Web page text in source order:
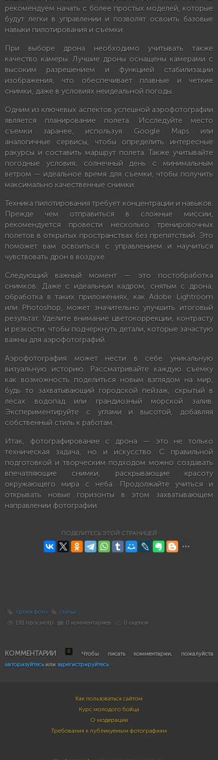
рекомендуем начать с более простых моделей, которые
будут легки в управлении и позволят освоить базовые
навыки пилотирования и съемки.
При выборе дрона необходимо учитывать также
качество камеры. Лучшие дроны оснащены камерами с
высоким разрешением и функцией стабилизации
изображения, что обеспечивает плавные и четкие
снимки, даже в условиях неидеальной погоды.
Одним из ключевых аспектов успешной аэрофотографии
является планирование полета. Исследуйте место
съемки заранее, используя Google Maps или
аналогичные сервисы, чтобы определить интересные
ракурсы и составить маршрут полета. Также учитывайте
погодные условия; солнечный день с минимальным
ветром — идеальное время для съемки, чтобы получить
максимально качественные снимки.
Техника пилотирования требует концентрации и навыков.
Прежде чем отправиться в сложные миссии,
рекомендуется провести несколько тренировочных
полетов в открытых пространствах без препятствий. Это
поможет вам освоиться с управлением и научиться
чувствовать дрон в воздухе.
Следующий важный момент — это постобработка
снимков. Даже с идеальным кадром, снятым с дрона,
обработка в таких приложениях, как Adobe Lightroom
или Photoshop, может значительно улучшить итоговый
результат. Уделите внимание цветокоррекции, контрасту
и резкости, чтобы подчеркнуть детали, которые зачастую
важны для аэрофотографий.
Аэрофотография может нести в себе уникальную
визуальную историю. Рассматривайте каждую съемку
как возможность поделиться новым взглядом на мир,
будь то захватывающий городской пейзаж, скрытый в
лесах водопад или грандиозный морской залив.
Экспериментируйте с углами и высотой, добавляя
собственный стиль к работам.
Итак, фотографирование с дрона — это не только
техническая задача, но и искусство. С правильной
подготовкой и творческим подходом можно создавать
впечатляющие снимки, раскрывающие красоту
окружающего мира с неба. Продолжайте учиться и
открывать новые горизонты в этом захватывающем
направлении фотографии.
ПОДЕЛИТЕСЬ ЭТОЙ СТРАНИЦЕЙ
Уроки фото
статьи
191 просмотр
0 комментариев 0 оценок
КОММЕНТАРИИ 0
Чтобы писать комментарии, пожалуйста
авторизуйтесьили зарегистрируйтесь
Как пользоваться сайтом
Курс молодого бойца
О модерации
Требования к публикуемым фотографиям